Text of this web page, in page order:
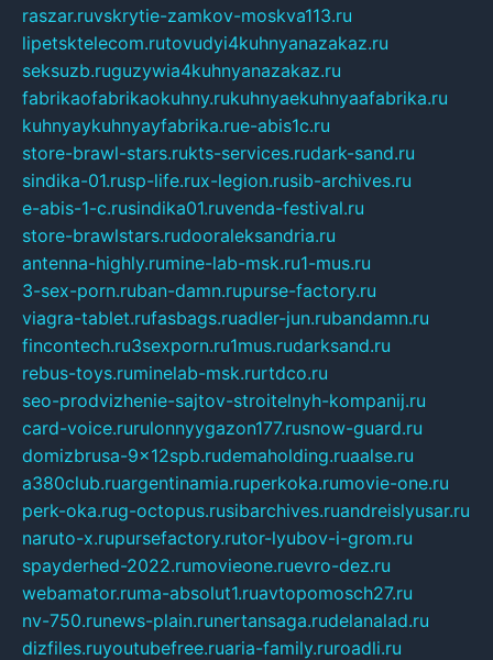
raszar.ruvskrytie-zamkov-moskva113.ru
lipetsktelecom.rutovudyi4kuhnyanazakaz.ru
seksuzb.ruguzywia4kuhnyanazakaz.ru
fabrikaofabrikaokuhny.rukuhnyaekuhnyaafabrika.ru
kuhnyaykuhnyayfabrika.rue-abis1c.ru
store-brawl-stars.rukts-services.rudark-sand.ru
sindika-01.rusp-life.rux-legion.rusib-archives.ru
e-abis-1-c.rusindika01.ruvenda-festival.ru
store-brawlstars.rudooraleksandria.ru
antenna-highly.rumine-lab-msk.ru1-mus.ru
3-sex-porn.ruban-damn.rupurse-factory.ru
viagra-tablet.rufasbags.ruadler-jun.rubandamn.ru
fincontech.ru3sexporn.ru1mus.rudarksand.ru
rebus-toys.ruminelab-msk.rurtdco.ru
seo-prodvizhenie-sajtov-stroitelnyh-kompanij.ru
card-voice.rurulonnyygazon177.rusnow-guard.ru
domizbrusa-9x12spb.rudemaholding.ruaalse.ru
a380club.ruargentinamia.ruperkoka.rumovie-one.ru
perk-oka.rug-octopus.rusibarchives.ruandreislyusar.ru
naruto-x.rupursefactory.rutor-lyubov-i-grom.ru
spayderhed-2022.rumovieone.ruevro-dez.ru
webamator.ruma-absolut1.ruavtopomosch27.ru
nv-750.runews-plain.runertansaga.rudelanalad.ru
dizfiles.ruyoutubefree.ruaria-family.ruroadli.ru